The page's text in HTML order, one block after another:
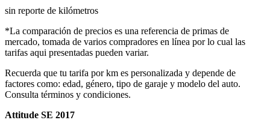
sin reporte de kilómetros
*La comparación de precios es una referencia de primas de
mercado, tomada de varios compradores en línea por lo cual las
tarifas aqui presentadas pueden variar.
Recuerda que tu tarifa por km es personalizada y depende de
factores como: edad, género, tipo de garaje y modelo del auto.
Consulta términos y condiciones.
Attitude SE 2017